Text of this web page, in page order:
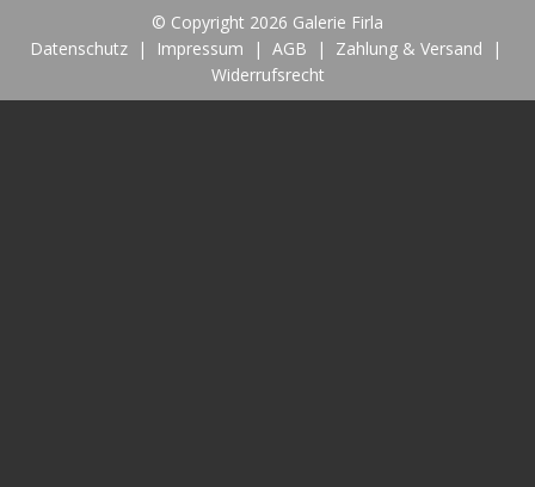
© Copyright 2026 Galerie Firla
Datenschutz| Impressum | AGB | Zahlung & Versand |
Widerrufsrecht